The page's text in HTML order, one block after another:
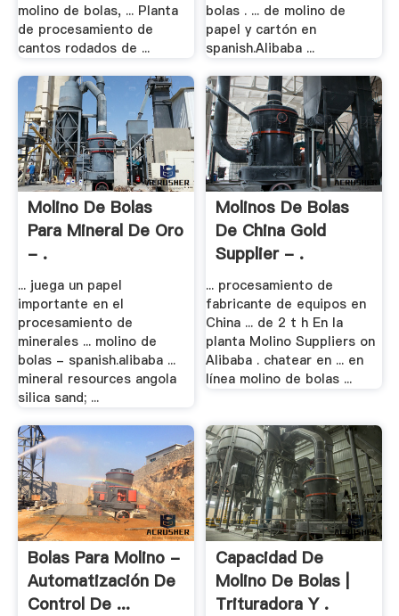
molino de bolas, ... Planta
de procesamiento de
cantos rodados de ...
bolas . ... de molino de
papel y cartón en
spanish.Alibaba ...
Molino De Bolas
Para Mineral De Oro
- .
... juega un papel
importante en el
procesamiento de
minerales ... molino de
bolas - spanish.alibaba ...
mineral resources angola
silica sand; ...
Molinos De Bolas
De China Gold
Supplier - .
... procesamiento de
fabricante de equipos en
China ... de 2 t h En la
planta Molino Suppliers on
Alibaba . chatear en ... en
línea molino de bolas ...
Bolas Para Molino -
Automatización De
Control De ...
Capacidad De
Molino De Bolas |
Trituradora Y .